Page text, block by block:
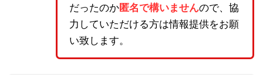
だったのか匿名で構いませんので、協
力していただける方は情報提供をお願
い致します。